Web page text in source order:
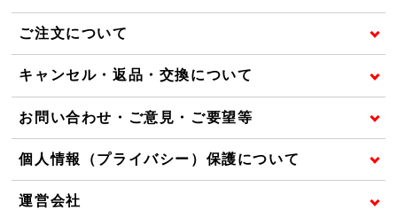
ご注文について
キャンセル・返品・交換について
お問い合わせ・ご意見・ご要望等
個人情報（プライバシー）保護について
運営会社